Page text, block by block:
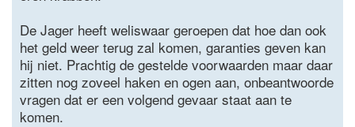
De Jager heeft weliswaar geroepen dat hoe dan ook
het geld weer terug zal komen, garanties geven kan
hij niet. Prachtig de gestelde voorwaarden maar daar
zitten nog zoveel haken en ogen aan, onbeantwoorde
vragen dat er een volgend gevaar staat aan te
komen.